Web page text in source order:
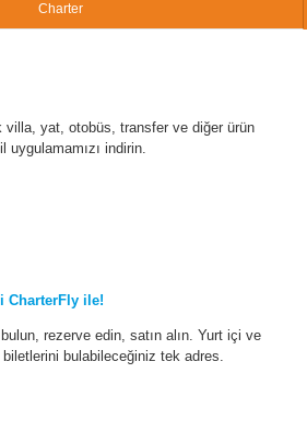
Charter
villa, yat, otobüs, transfer ve diğer ürün
uygulamamızı indirin.
CharterFly ile!
rezerve edin, satın alın. Yurt içi ve
bulabileceğiniz tek adres.